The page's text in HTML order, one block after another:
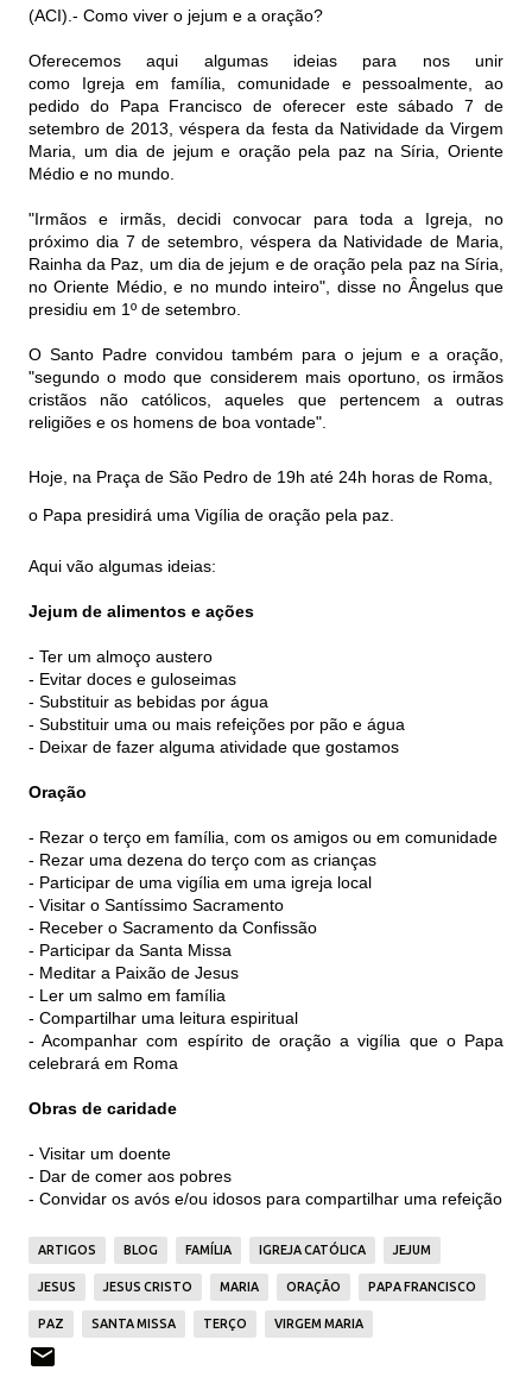
(ACI).- Como viver o jejum e a oração?
Oferecemos aqui algumas ideias para nos unir
como Igreja em família, comunidade e pessoalmente, ao
pedido do Papa Francisco de oferecer este sábado 7 de
setembro de 2013, véspera da festa da Natividade da Virgem
Maria, um dia de jejum e oração pela paz na Síria, Oriente
Médio e no mundo.
"Irmãos e irmãs, decidi convocar para toda a Igreja, no
próximo dia 7 de setembro, véspera da Natividade de Maria,
Rainha da Paz, um dia de jejum e de oração pela paz na Síria,
no Oriente Médio, e no mundo inteiro", disse no Ângelus que
presidiu em 1º de setembro.
O Santo Padre convidou também para o jejum e a oração,
"segundo o modo que considerem mais oportuno, os irmãos
cristãos não católicos, aqueles que pertencem a outras
religiões e os homens de boa vontade".
Hoje, na Praça de São Pedro de 19h até 24h horas de Roma,
o Papa presidirá uma Vigília de oração pela paz.
Aqui vão algumas ideias:
Jejum de alimentos e ações
- Ter um almoço austero
- Evitar doces e guloseimas
- Substituir as bebidas por água
- Substituir uma ou mais refeições por pão e água
- Deixar de fazer alguma atividade que gostamos
Oração
- Rezar o terço em família, com os amigos ou em comunidade
- Rezar uma dezena do terço com as crianças
- Participar de uma vigília em uma igreja local
- Visitar o Santíssimo Sacramento
- Receber o Sacramento da Confissão
- Participar da Santa Missa
- Meditar a Paixão de Jesus
- Ler um salmo em família
- Compartilhar uma leitura espiritual
- Acompanhar com espírito de oração a vigília que o Papa
celebrará em Roma
Obras de caridade
- Visitar um doente
- Dar de comer aos pobres
- Convidar os avós e/ou idosos para compartilhar uma refeição
ARTIGOS BLOG FAMÍLIA IGREJA CATÓLICA JEJUM
JESUS JESUS CRISTO MARIA ORAÇÃO PAPA FRANCISCO
PAZ SANTA MISSA TERÇO VIRGEM MARIA